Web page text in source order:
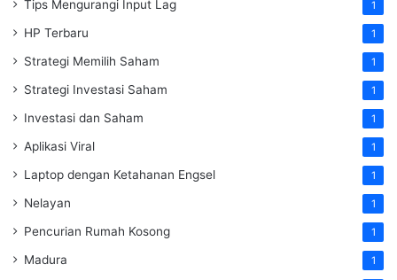
Tips Mengurangi Input Lag 1
HP Terbaru 1
Strategi Memilih Saham 1
Strategi Investasi Saham 1
Investasi dan Saham 1
Aplikasi Viral 1
Laptop dengan Ketahanan Engsel 1
Nelayan 1
Pencurian Rumah Kosong 1
Madura 1